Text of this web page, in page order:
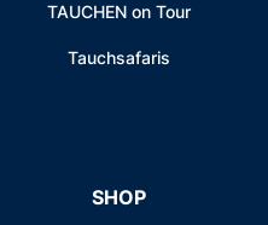
TAUCHEN on Tour
Tauchsafaris
SHOP